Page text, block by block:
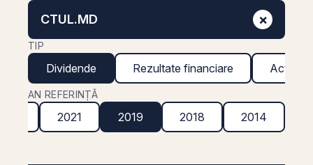
CTUL.MD ×
TIP
Dividende Rezultate financiare Acțiuni
AN REFERINȚĂ
2021 2019 2018 2014